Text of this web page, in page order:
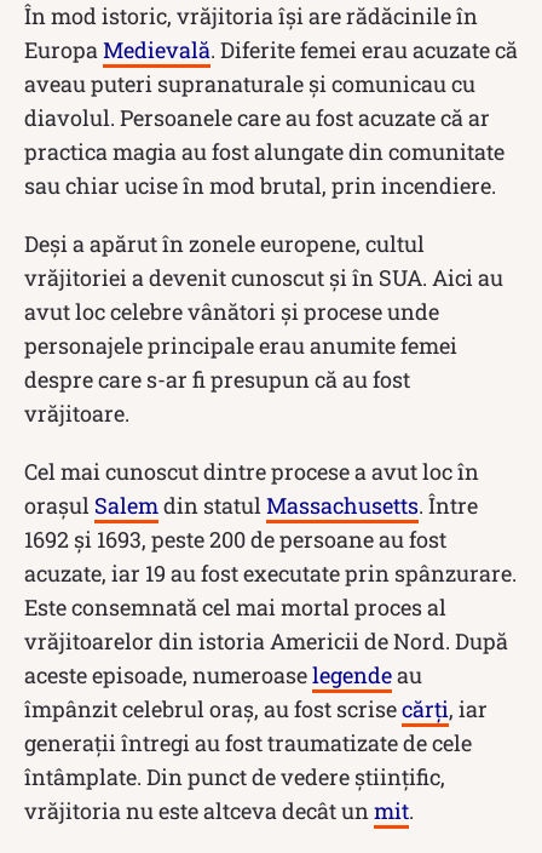
În mod istoric, vrăjitoria își are rădăcinile în
EuropaMedievală. Diferite femei erau acuzate că
aveau puteri supranaturale și comunicau cu
diavolul. Persoanele care au fost acuzate că ar
practica magia au fost alungate din comunitate
sau chiar ucise în mod brutal, prin incendiere.
Deși a apărut în zonele europene, cultul
vrăjitoriei a devenit cunoscut și în SUA. Aici au
avut loc celebre vânători și procese unde
personajele principale erau anumite femei
despre care s-ar fi presupun că au fost
vrăjitoare.
Cel mai cunoscut dintre procese a avut loc în
orașul Salemdin statulMassachusetts. Între
1692 și 1693, peste 200 de persoane au fost
acuzate, iar 19 au fost executate prin spânzurare.
Este consemnată cel mai mortal proces al
vrăjitoarelor din istoria Americii de Nord. După
aceste episoade, numeroaselegendeau
împânzit celebrul oraș, au fost scrisecărți, iar
generații întregi au fost traumatizate de cele
întâmplate. Din punct de vedere științific,
vrăjitoria nu este altceva decât unmit.